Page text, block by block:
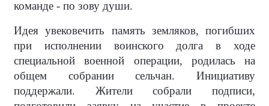
команде - по зову души.
Идея увековечить память земляков, погибших
при исполнении воинского долга в ходе
специальной военной операции, родилась на
общем собрании сельчан. Инициативу
поддержали. Жители собрали подписи,